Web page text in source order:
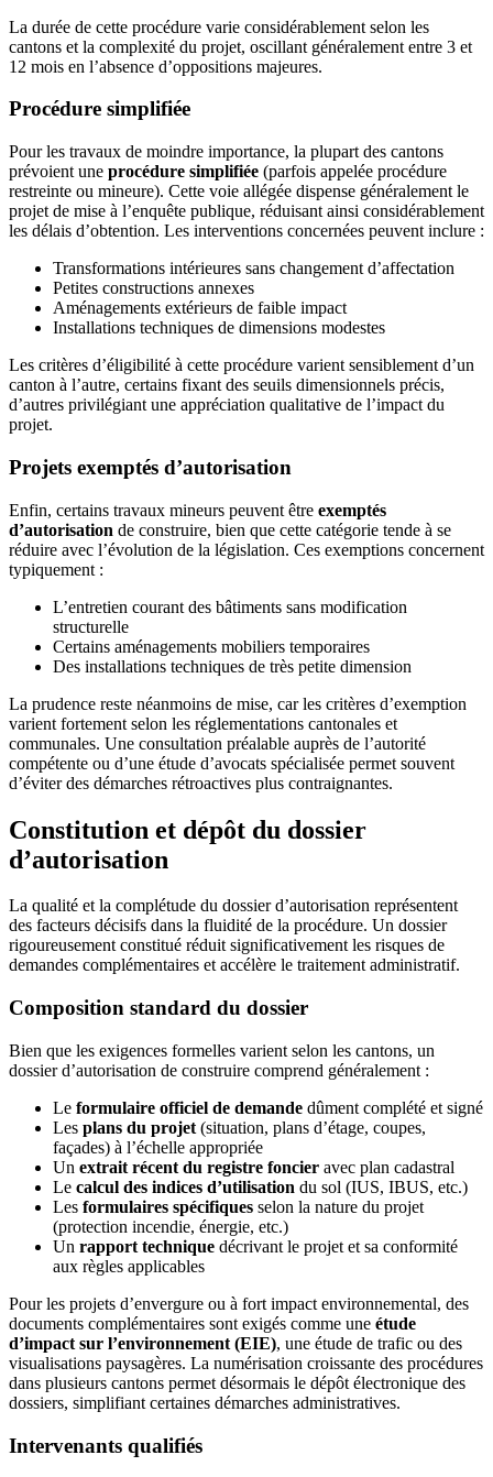
La durée de cette procédure varie considérablement selon les
cantons et la complexité du projet, oscillant généralement entre 3 et
12 mois en l’absence d’oppositions majeures.
Procédure simplifiée
Pour les travaux de moindre importance, la plupart des cantons
prévoient une procédure simplifiée (parfois appelée procédure
restreinte ou mineure). Cette voie allégée dispense généralement le
projet de mise à l’enquête publique, réduisant ainsi considérablement
les délais d’obtention. Les interventions concernées peuvent inclure :
Transformations intérieures sans changement d’affectation
Petites constructions annexes
Aménagements extérieurs de faible impact
Installations techniques de dimensions modestes
Les critères d’éligibilité à cette procédure varient sensiblement d’un
canton à l’autre, certains fixant des seuils dimensionnels précis,
d’autres privilégiant une appréciation qualitative de l’impact du
projet.
Projets exemptés d’autorisation
Enfin, certains travaux mineurs peuvent être exemptés
d’autorisation de construire, bien que cette catégorie tende à se
réduire avec l’évolution de la législation. Ces exemptions concernent
typiquement :
L’entretien courant des bâtiments sans modification
structurelle
Certains aménagements mobiliers temporaires
Des installations techniques de très petite dimension
La prudence reste néanmoins de mise, car les critères d’exemption
varient fortement selon les réglementations cantonales et
communales. Une consultation préalable auprès de l’autorité
compétente ou d’une étude d’avocats spécialisée permet souvent
d’éviter des démarches rétroactives plus contraignantes.
Constitution et dépôt du dossier
d’autorisation
La qualité et la complétude du dossier d’autorisation représentent
des facteurs décisifs dans la fluidité de la procédure. Un dossier
rigoureusement constitué réduit significativement les risques de
demandes complémentaires et accélère le traitement administratif.
Composition standard du dossier
Bien que les exigences formelles varient selon les cantons, un
dossier d’autorisation de construire comprend généralement :
Le formulaire officiel de demande dûment complété et signé
Les plans du projet (situation, plans d’étage, coupes,
façades) à l’échelle appropriée
Un extrait récent du registre foncier avec plan cadastral
Le calcul des indices d’utilisation du sol (IUS, IBUS, etc.)
Les formulaires spécifiques selon la nature du projet
(protection incendie, énergie, etc.)
Un rapport technique décrivant le projet et sa conformité
aux règles applicables
Pour les projets d’envergure ou à fort impact environnemental, des
documents complémentaires sont exigés comme une étude
d’impact sur l’environnement (EIE), une étude de trafic ou des
visualisations paysagères. La numérisation croissante des procédures
dans plusieurs cantons permet désormais le dépôt électronique des
dossiers, simplifiant certaines démarches administratives.
Intervenants qualifiés